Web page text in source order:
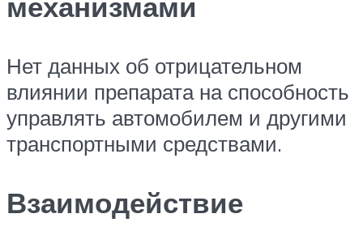
Нет данных об отрицательном
влиянии препарата на способность
управлять автомобилем и другими
транспортными средствами.
Взаимодействие